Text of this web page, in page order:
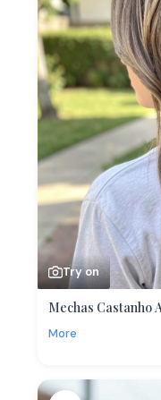
Try on
Mechas Castanho
More